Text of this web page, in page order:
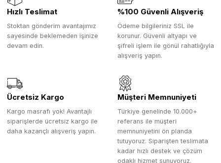
Hızlı Teslimat
Stoktan gönderim avantajımız
sayesinde beklemeden işinize
devam edin.
%100 Güvenli Alışveriş
Ödeme bilgileriniz SSL ile
korunur. Güvenli altyapı ve
şifreli işlem ile gönül rahatlığıyla
alışveriş yapın.
Ücretsiz Kargo
Kargo masrafı yok! Avantajlı
siparişlerde ücretsiz kargo ile
daha kazançlı alışveriş yapın.
Müşteri Memnuniyeti
Türkiye genelinde 10.000+
referans ile müşteri
memnuniyetini ön planda
tutuyoruz. Siparişten teslimata
kadar hızlı destek ve çözüm
odaklı hizmet sunuyoruz.